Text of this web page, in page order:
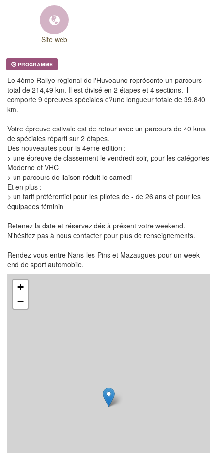
Site web
PROGRAMME
Le 4ème Rallye régional de l'Huveaune représente un parcours
total de 214,49 km. Il est divisé en 2 étapes et 4 sections. Il
comporte 9 épreuves spéciales d?une longueur totale de 39.840
km.
Votre épreuve estivale est de retour avec un parcours de 40 kms
de spéciales réparti sur 2 étapes.
Des nouveautés pour la 4ème édition :
> une épreuve de classement le vendredi soir, pour les catégories
Moderne et VHC
> un parcours de liaison réduit le samedi
Et en plus :
> un tarif préférentiel pour les pilotes de - de 26 ans et pour les
équipages féminin
Retenez la date et réservez dés à présent votre weekend.
N'hésitez pas à nous contacter pour plus de renseignements.
Rendez-vous entre Nans-les-Pins et Mazaugues pour un week-
end de sport automobile.
+
−